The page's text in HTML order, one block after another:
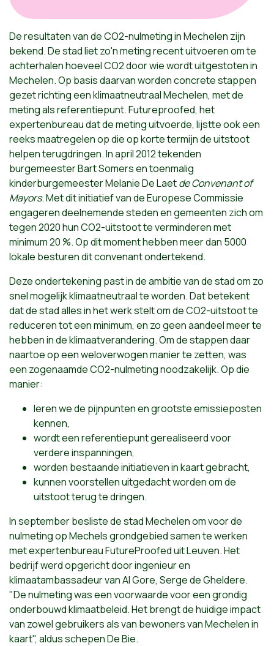
De resultaten van de CO2-nulmeting in Mechelen zijn
bekend. De stad liet zo'n meting recent uitvoeren om te
achterhalen hoeveel CO2 door wie wordt uitgestoten in
Mechelen. Op basis daarvan worden concrete stappen
gezet richting een klimaatneutraal Mechelen, met de
meting als referentiepunt. Futureproofed, het
expertenbureau dat de meting uitvoerde, lijstte ook een
reeks maatregelen op die op korte termijn de uitstoot
helpen terugdringen. In april 2012 tekenden
burgemeester Bart Somers en toenmalig
kinderburgemeester Melanie De Laetde Convenant of
Mayors. Met dit initiatief van de Europese Commissie
engageren deelnemende steden en gemeenten zich om
tegen 2020 hun CO2-uitstoot te verminderen met
minimum 20 %. Op dit moment hebben meer dan 5000
lokale besturen dit convenant ondertekend.
Deze ondertekening past in de ambitie van de stad om zo
snel mogelijk klimaatneutraal te worden. Dat betekent
dat de stad alles in het werk stelt om de CO2-uitstoot te
reduceren tot een minimum, en zo geen aandeel meer te
hebben in de klimaatverandering. Om de stappen daar
naartoe op een weloverwogen manier te zetten, was
een zogenaamde CO2-nulmeting noodzakelijk. Op die
manier:
leren we de pijnpunten en grootste emissieposten
kennen,
wordt een referentiepunt gerealiseerd voor
verdere inspanningen,
worden bestaande initiatieven in kaart gebracht,
kunnen voorstellen uitgedacht worden om de
uitstoot terug te dringen.
In september besliste de stad Mechelen om voor de
nulmeting op Mechels grondgebied samen te werken
met expertenbureau FutureProofed uit Leuven. Het
bedrijf werd opgericht door ingenieur en
klimaatambassadeur van Al Gore, Serge de Gheldere.
"De nulmeting was een voorwaarde voor een grondig
onderbouwd klimaatbeleid. Het brengt de huidige impact
van zowel gebruikers als van bewoners van Mechelen in
kaart", aldus schepen De Bie.